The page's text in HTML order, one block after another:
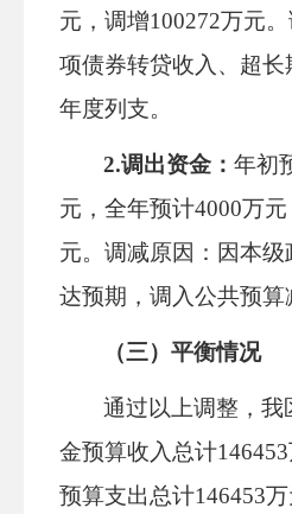
元，调增100272万元
项债券转贷收入 、超长
年度列支。
2.调出资金：年初
元， 全年预计4000万元
元。调减原因：因本
达预期，调入公共预算
（三）平衡情况
通过以上调整，我
金预算收入总计
预算支出总计146453万